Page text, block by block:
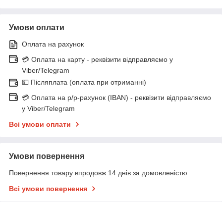
Умови оплати
Оплата на рахунок
💳 Оплата на карту - реквізити відправляємо у
Viber/Telegram
💵 Післяплата (оплата при отриманні)
💳 Оплата на р/р-рахунок (IBAN) - реквізити відправляємо
у Viber/Telegram
Всі умови оплати
Умови повернення
Повернення товару впродовж 14 днів за домовленістю
Всі умови повернення